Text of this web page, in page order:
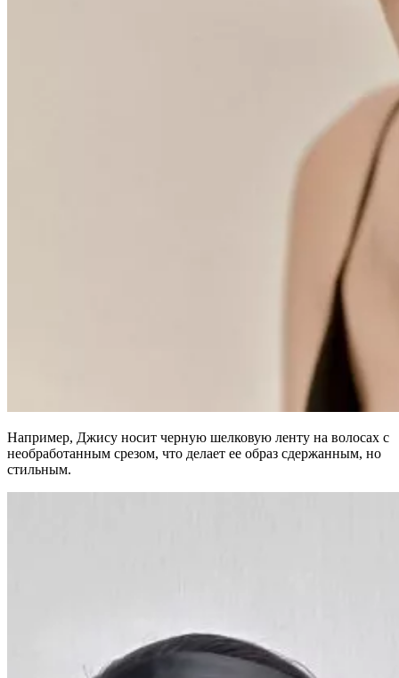
Например, Джису носит черную шелковую ленту на волосах с
необработанным срезом, что делает ее образ сдержанным, но
стильным.